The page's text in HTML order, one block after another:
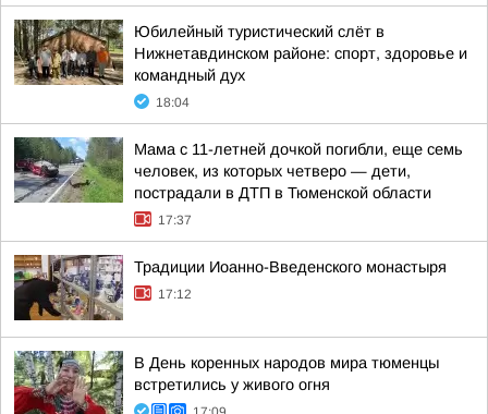
Юбилейный туристический слёт в
Нижнетавдинском районе: спорт, здоровье и
командный дух
18:04
Мама с 11-летней дочкой погибли, еще семь
человек, из которых четверо — дети,
пострадали в ДТП в Тюменской области
17:37
Традиции Иоанно-Введенского монастыря
17:12
В День коренных народов мира тюменцы
встретились у живого огня